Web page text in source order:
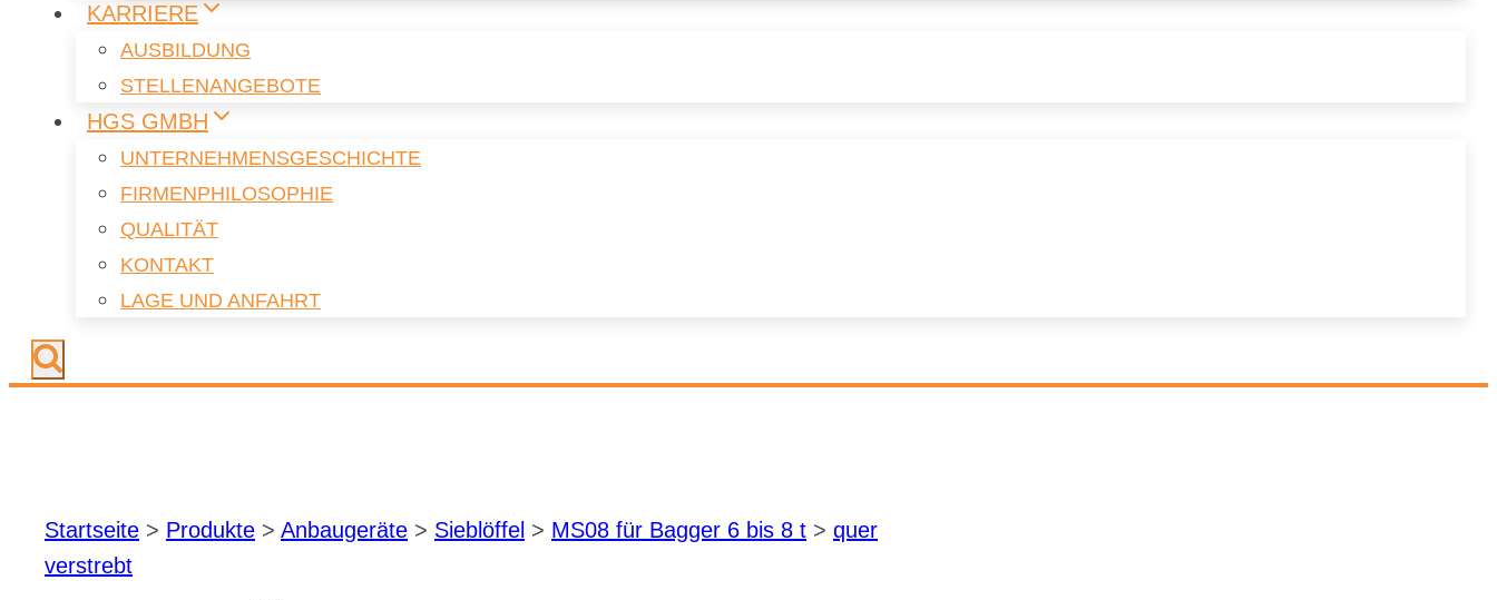
KAR­RIE­RE
AUS­BIL­DUNG
STEL­LEN­AN­GE­BO­TE
HGS GMBH
UN­TER­NEH­MENS­GE­SCHICH­TE
FIR­MEN­PHI­LO­SO­PHIE
QUA­LI­TÄT
KON­TAKT
LAGE UND AN­FAHRT
Start­sei­te > Pro­duk­te > An­bau­ge­rä­te > Sieb­löf­fel > MS08 für Bag­ger 6 bis 8 t > quer
ver­strebt